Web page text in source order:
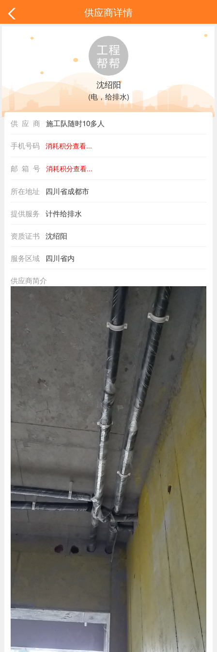
供应商详情
沈绍阳
(电，给排水)
供 应 商 施工队随时10多人
手机号码 消耗积分查看...
邮 箱 号 消耗积分查看...
所在地址 四川省成都市
提供服务 计件给排水
资质证书 沈绍阳
服务区域 四川省内
供应商简介